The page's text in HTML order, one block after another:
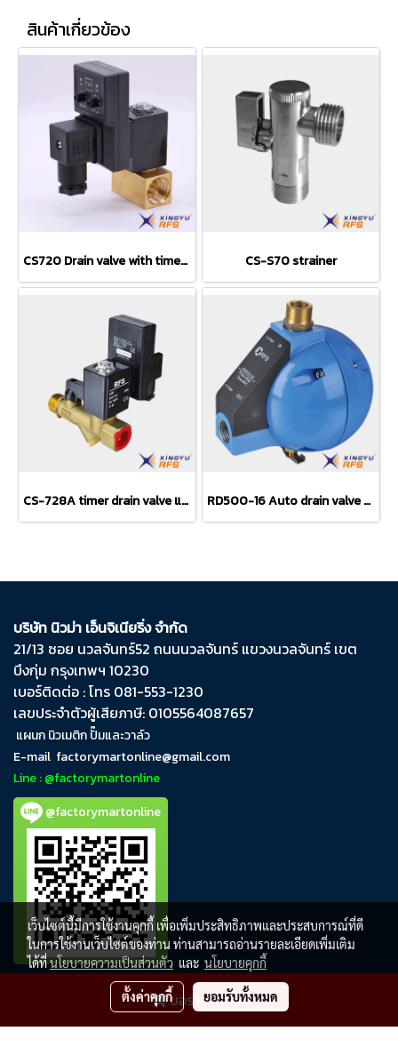
ขอราคาสินค้า
สินค้าเกี่ยวข้อง
CS720 Drain valve with timer control CS-S70 strainer
CS-728A timer drain valve แบบมี วายสแตนเนอร์ในตัว RD500-16 Auto drain valve for air compressor
บริษัท นิวม่า เอ็นจิเนียริ่ง จำกัด
21/13 ซอย นวลจันทร์​52 ถนน​นวลจันทร์​ แขวง​นวลจันทร์​ เขต​
บึงกุ่ม​ กรุงเทพฯ​ 10230
เบอร์ติดต่อ : โทร 081-553-1230
เลขประจำตัวผู้เสียภาษี: 0105564087657
แผนก นิวเมติก ปั๊มและวาล์ว
E-mail factorymartonline@gmail.com
Line : @factorymartonline
@factorymartonline
FactoryMartOnline
เว็บไซต์นี้มีการใช้งานคุกกี้ เพื่อเพิ่มประสิทธิภาพและประสบการณ์ที่ดี
ในการใช้งานเว็บไซต์ของท่าน ท่านสามารถอ่านรายละเอียดเพิ่มเติม
ได้ที่นโยบายความเป็นส่วนตัว และ นโยบายคุกกี้
ตั้งค่าคุกกี้ ยอมรับทั้งหมด